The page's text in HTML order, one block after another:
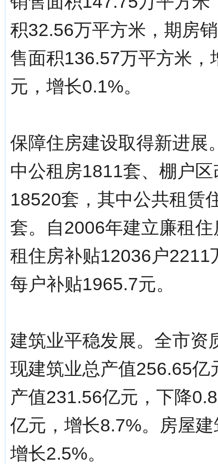
积32.56万平方米，期房
售面积136.57万平方米
元，增长0.1%。
保障住房建设取得新进展
中公租房1811套、棚户
18520套，其中公共租赁
套。自2006年建立廉租
租住房补贴12036户
每户补贴1965.7元。
建筑业平稳发展。全市资
现建筑业总产值256.65
产值231.56亿元，下降
亿元，增长8.7%。房屋
增长2.5%。